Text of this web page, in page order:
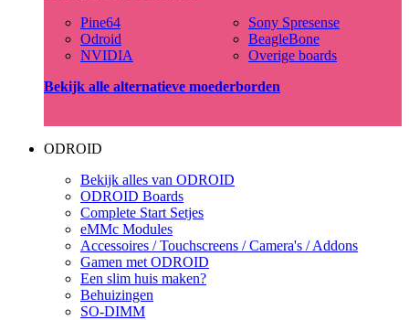
Pine64
Odroid
NVIDIA
Sony Spresense
BeagleBone
Overige boards
Bekijk alle alternatieve moederborden
ODROID
Bekijk alles van ODROID
ODROID Boards
Complete Start Setjes
eMMc Modules
Accessoires / Touchscreens / Camera's / Addons
Gamen met ODROID
Een slim huis maken?
Behuizingen
SO-DIMM